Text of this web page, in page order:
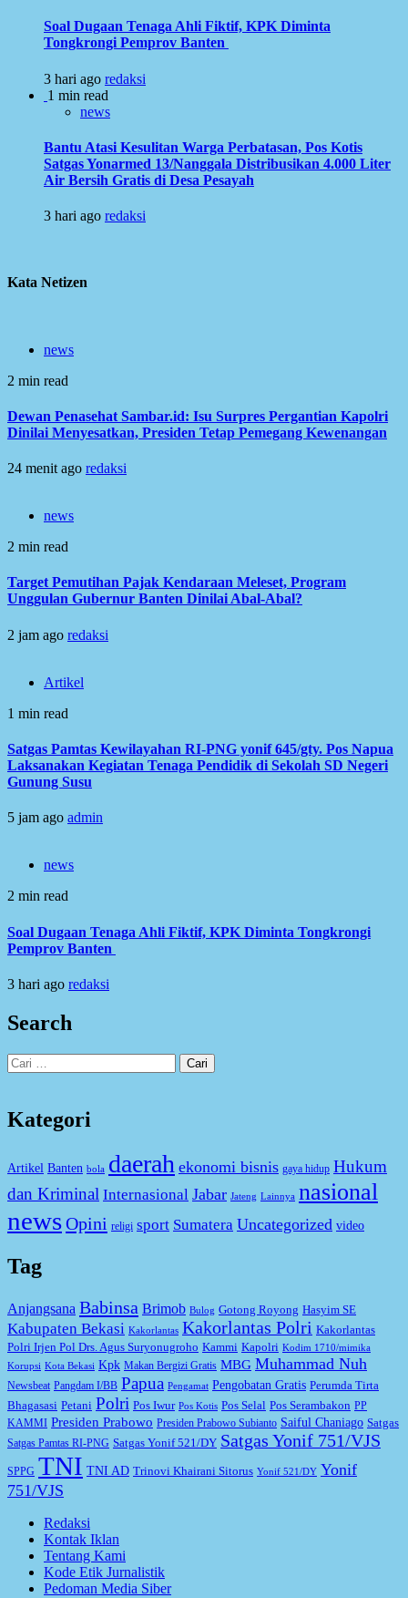
Soal Dugaan Tenaga Ahli Fiktif, KPK Diminta
Tongkrongi Pemprov Banten
3 hari ago redaksi
1 min read
news
Bantu Atasi Kesulitan Warga Perbatasan, Pos Kotis
Satgas Yonarmed 13/Nanggala Distribusikan 4.000 Liter
Air Bersih Gratis di Desa Pesayah
3 hari ago redaksi
Kata Netizen
news
2 min read
Dewan Penasehat Sambar.id: Isu Surpres Pergantian Kapolri
Dinilai Menyesatkan, Presiden Tetap Pemegang Kewenangan
24 menit ago redaksi
news
2 min read
Target Pemutihan Pajak Kendaraan Meleset, Program
Unggulan Gubernur Banten Dinilai Abal-Abal?
2 jam ago redaksi
Artikel
1 min read
Satgas Pamtas Kewilayahan RI-PNG yonif 645/gty. Pos Napua
Laksanakan Kegiatan Tenaga Pendidik di Sekolah SD Negeri
Gunung Susu
5 jam ago admin
news
2 min read
Soal Dugaan Tenaga Ahli Fiktif, KPK Diminta Tongkrongi
Pemprov Banten
3 hari ago redaksi
Search
Cari
untuk:
Kategori
Artikel Banten bola daerah ekonomi bisnis gaya hidup Hukum
dan Kriminal Internasional Jabar Jateng Lainnya nasional
newsOpini religi sport Sumatera Uncategorized video
Tag
Anjangsana Babinsa Brimob Bulog Gotong Royong Hasyim SE
Kabupaten Bekasi Kakorlantas Kakorlantas Polri Kakorlantas
Polri Irjen Pol Drs. Agus Suryonugroho Kammi Kapolri Kodim 1710/mimika
Korupsi Kota Bekasi Kpk Makan Bergizi Gratis MBG Muhammad Nuh
Newsbeat Pangdam I/BB Papua Pengamat Pengobatan Gratis Perumda Tirta
Bhagasasi Petani Polri Pos Iwur Pos Kotis Pos Selal Pos Serambakon PP
KAMMI Presiden Prabowo Presiden Prabowo Subianto Saiful Chaniago Satgas
Satgas Pamtas RI-PNG Satgas Yonif 521/DY Satgas Yonif 751/VJS
SPPG TNI TNI AD Trinovi Khairani Sitorus Yonif 521/DY Yonif
751/VJS
Redaksi
Kontak Iklan
Tentang Kami
Kode Etik Jurnalistik
Pedoman Media Siber